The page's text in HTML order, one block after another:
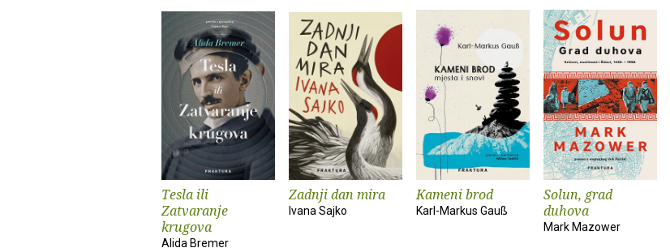
Tesla ili
Zatvaranje
krugova
Alida Bremer
Zadnji dan mira
Ivana Sajko
Kameni brod
Karl-Markus Gauß
Solun, grad
duhova
Mark Mazower